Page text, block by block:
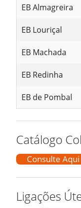
EB Almagreira
EB Louriçal
EB Machada
EB Redinha
EB de Pombal
Catálogo
Consulte Aqui
Ligações